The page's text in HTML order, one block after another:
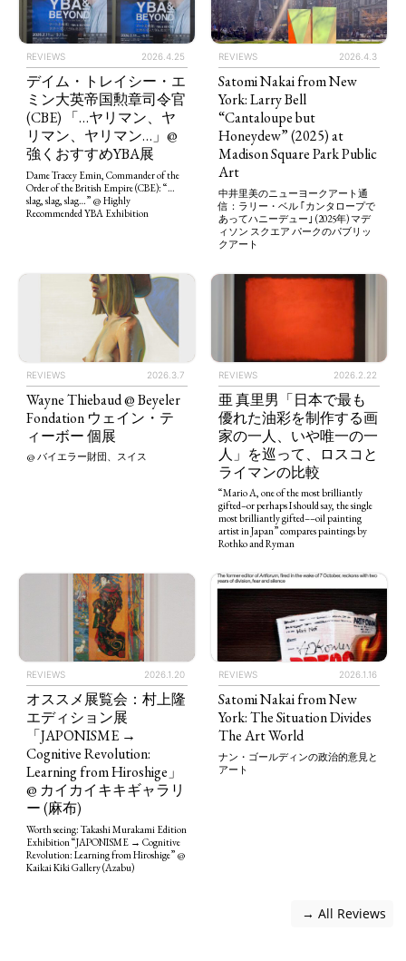
REVIEWS 2026.4.25
デイム・トレイシー・エ
ミン大英帝国勲章司令官
(CBE) 「…ヤリマン、ヤ
リマン、ヤリマン…」@
強くおすすめYBA展
Dame Tracey Emin, Commander of the
Order of the British Empire (CBE): “…
slag, slag, slag…” @ Highly
Recommended YBA Exhibition
REVIEWS 2026.4.3
Satomi Nakai from New
York: Larry Bell
“Cantaloupe but
Honeydew” (2025) at
Madison Square Park Public
Art
中井里美のニューヨークアート通
信：ラリー・ベル ｢カンタロープで
あってハニーデュー｣ (2025年) マデ
ィソン スクエア パークのパブリッ
クアート
REVIEWS 2026.3.7
Wayne Thiebaud @ Beyeler
Fondation ウェイン・テ
ィーボー 個展
@ バイエラー財団、スイス
REVIEWS 2026.2.22
亜 真里男「日本で最も
優れた油彩を制作する画
家の一人、いや唯一の一
人」を巡って、ロスコと
ライマンの比較
“Mario A, one of the most brilliantly
gifted–or perhaps I should say, the single
most brilliantly gifted––oil painting
artist in Japan” compares paintings by
Rothko and Ryman
REVIEWS 2026.1.20
オススメ展覧会：村上隆
エディション展
「JAPONISME →
Cognitive Revolution:
Learning from Hiroshige」
@ カイカイキキギャラリ
ー (麻布)
Worth seeing: Takashi Murakami Edition
Exhibition “JAPONISME → Cognitive
Revolution: Learning from Hiroshige” @
Kaikai Kiki Gallery (Azabu)
REVIEWS 2026.1.16
Satomi Nakai from New
York: The Situation Divides
The Art World
ナン・ゴールディンの政治的意見と
アート
→ All Reviews